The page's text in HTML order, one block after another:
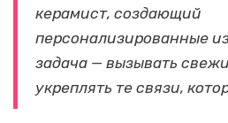
керамист, создающий
персонализированные
задача — вызывать
укреплять те связи,